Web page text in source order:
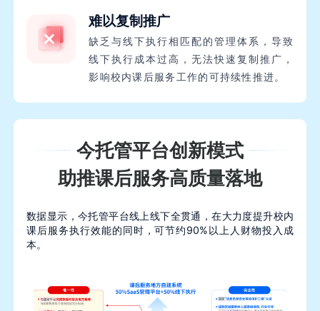
难以复制推广
缺乏与线下执行相匹配的管理体系，导致
线下执行成本过高，无法快速复制推广，
影响校内课后服务工作的可持续性推进。
今托管平台创新模式
助推课后服务高质量落地
数据显示，今托管平台线上线下全贯通，在大力度提升校内
课后服务执行效能的同时，可节约90%以上人财物投入成
本。